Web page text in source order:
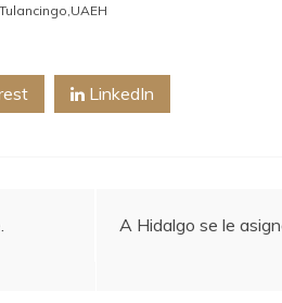
Tulancingo UAEH
LinkedIn
A Hidalgo se le